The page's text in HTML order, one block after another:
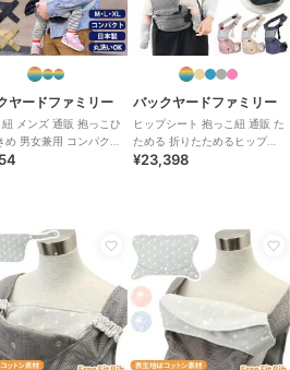
なくなったり、傷害の危険があります。
開口部をつくらないよう、必ずバックル
い。
たり、本製品の中で動くことにより、
があります。使用中はお子さまの位置や
手で抱えるようにしてください。
り、画像と実物の色の違いがある場合
す
ヤードファミリー
ヤードファミリー
用品・おもちゃ ／抱っこ
スリング
ブラック
ヤードファミリー
紐 メンズ 通販 抱っこひ
め 男女兼用 コンパクト
み 洗える papakos
バックヤードファミリー
ヒップシート 抱っこ紐 通販 た
ためる 折りたためるヒップシ
ート Tran シングルショルダー
¥23,398